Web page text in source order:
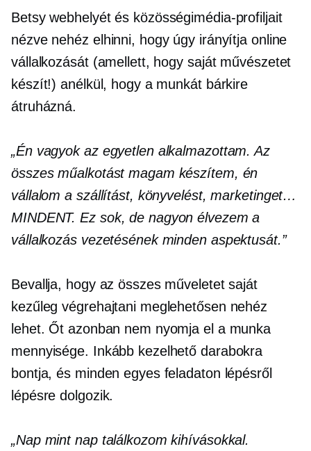
Betsy webhelyét és közösségimédia-profiljait
nézve nehéz elhinni, hogy úgy irányítja online
vállalkozását (amellett, hogy saját művészetet
készít!) anélkül, hogy a munkát bárkire
átruházná.
„Én vagyok az egyetlen alkalmazottam. Az
összes műalkotást magam készítem, én
vállalom a szállítást, könyvelést, marketinget…
MINDENT. Ez sok, de nagyon élvezem a
vállalkozás vezetésének minden aspektusát.”
Bevallja, hogy az összes műveletet saját
kezűleg végrehajtani meglehetősen nehéz
lehet. Őt azonban nem nyomja el a munka
mennyisége. Inkább kezelhető darabokra
bontja, és minden egyes feladaton lépésről
lépésre dolgozik.
„Nap mint nap találkozom kihívásokkal.